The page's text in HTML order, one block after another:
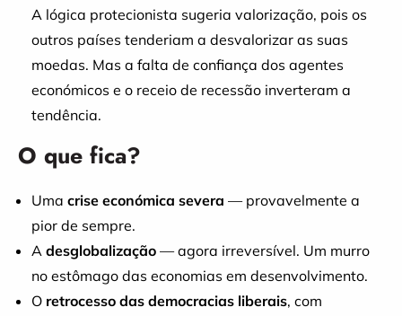
A lógica protecionista sugeria valorização, pois os
outros países tenderiam a desvalorizar as suas
moedas. Mas a falta de confiança dos agentes
económicos e o receio de recessão inverteram a
tendência.
O que fica?
Uma crise económica severa — provavelmente a
pior de sempre.
A desglobalização — agora irreversível. Um murro
no estômago das economias em desenvolvimento.
O retrocesso das democracias liberais, com